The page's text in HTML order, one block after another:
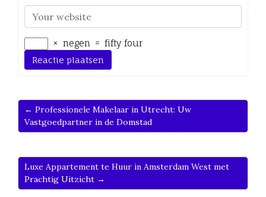
× negen = fifty four
← Professionele Makelaar in Utrecht: Uw
Vastgoedpartner in de Domstad
Luxe Appartement te Huur in Amsterdam West met
Prachtig Uitzicht →